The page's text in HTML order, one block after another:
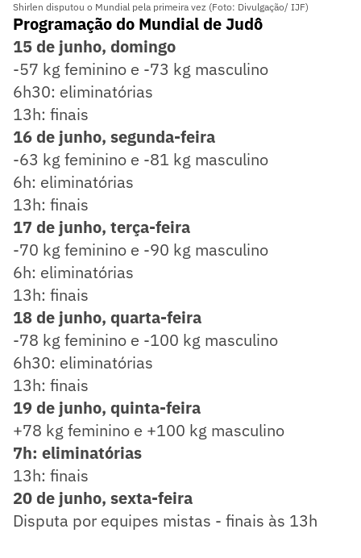
Shirlen disputou o Mundial pela primeira vez (Foto: Divulgação/ IJF)
Programação do Mundial de Judô
15 de junho, domingo
-57 kg feminino e -73 kg masculino
6h30: eliminatórias
13h: finais
16 de junho, segunda-feira
-63 kg feminino e -81 kg masculino
6h: eliminatórias
13h: finais
17 de junho, terça-feira
-70 kg feminino e -90 kg masculino
6h: eliminatórias
13h: finais
18 de junho, quarta-feira
-78 kg feminino e -100 kg masculino
6h30: eliminatórias
13h: finais
19 de junho, quinta-feira
+78 kg feminino e +100 kg masculino
7h: eliminatórias
13h: finais
20 de junho, sexta-feira
Disputa por equipes mistas - finais às 13h